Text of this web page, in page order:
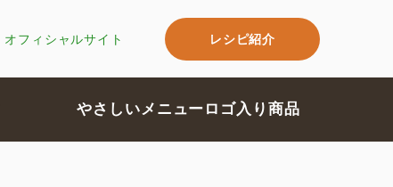
オフィシャルサイト レシピ紹介
やさしいメニューロゴ入り商品